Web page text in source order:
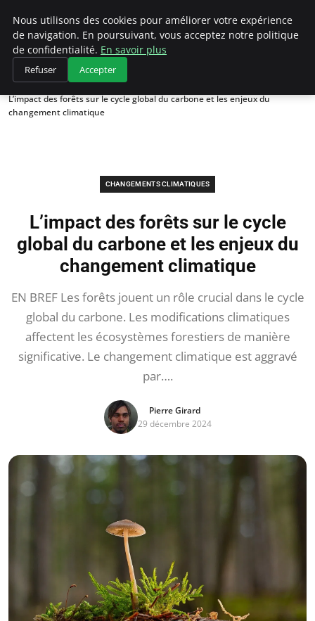
Climategatecountryclub.com
Accueil
Changements climatiques
L’impact des forêts sur le cycle global du carbone et les enjeux du
changement climatique
CHANGEMENTS CLIMATIQUES
L’impact des forêts sur le cycle
global du carbone et les enjeux du
changement climatique
EN BREF Les forêts jouent un rôle crucial dans le cycle
global du carbone. Les modifications climatiques
affectent les écosystèmes forestiers de manière
significative. Le changement climatique est aggravé
par….
Pierre Girard
29 décembre 2024
Nous utilisons des cookies pour améliorer votre expérience
de navigation. En poursuivant, vous acceptez notre politique
de confidentialité. En savoir plus
Refuser Accepter